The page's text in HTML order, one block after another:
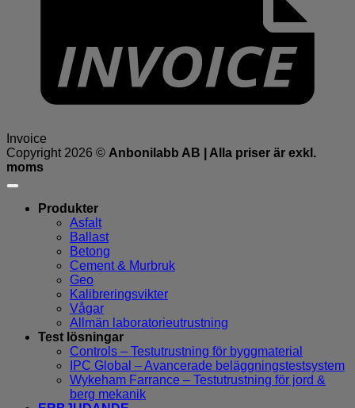
Invoice
Copyright 2026 © Anbonilabb AB | Alla priser är exkl.
moms
Produkter
Asfalt
Ballast
Betong
Cement & Murbruk
Geo
Kalibreringsvikter
Vågar
Allmän laboratorieutrustning
Test lösningar
Controls – Testutrustning för byggmaterial
IPC Global – Avancerade beläggningstestsystem
Wykeham Farrance – Testutrustning för jord &
berg mekanik